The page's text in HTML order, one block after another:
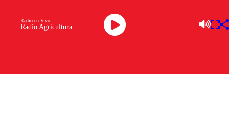
Radio Agricultura
Radio en Vivo
Descarga la APP